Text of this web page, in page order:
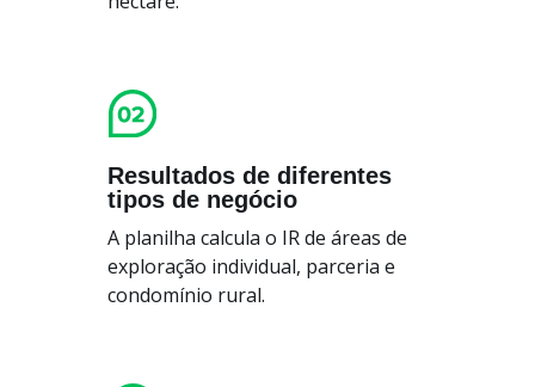
Resultados de diferentes
tipos de negócio
A planilha calcula o IR de áreas de
exploração individual, parceria e
condomínio rural.